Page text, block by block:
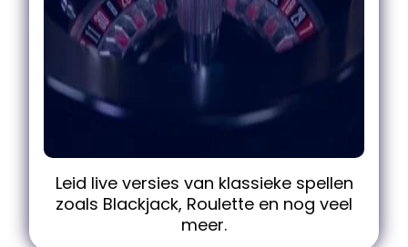
Leid live versies van klassieke spellen
zoals Blackjack, Roulette en nog veel
meer.